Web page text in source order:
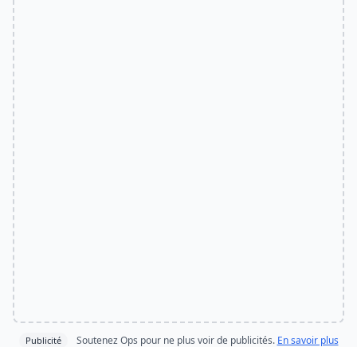
Publicité Soutenez Ops pour ne plus voir de publicités. En savoir plus